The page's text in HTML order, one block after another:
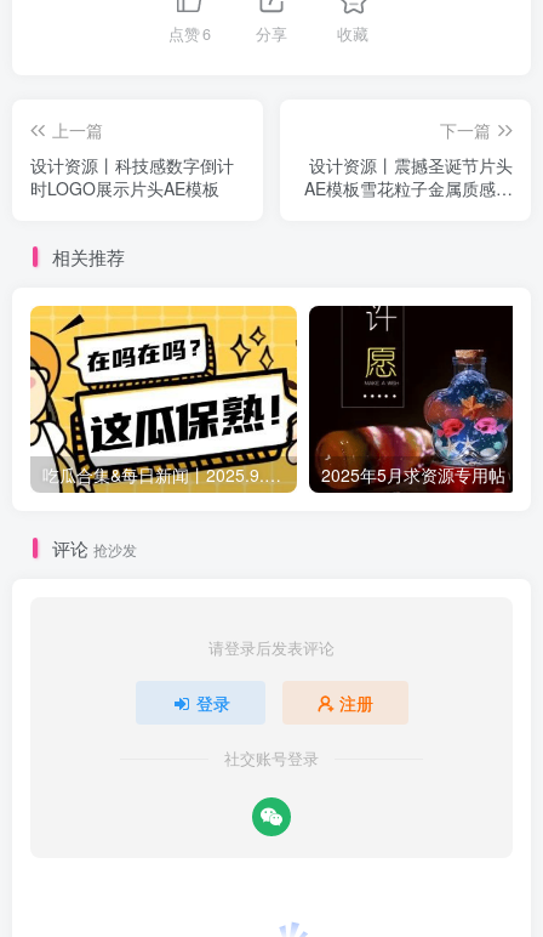
点赞6 分享 收藏
上一篇
设计资源丨科技感数字倒计
时LOGO展示片头AE模板
下一篇
设计资源丨震撼圣诞节片头
AE模板雪花粒子金属质感文
相关推荐
吃瓜合集&每日新闻丨2025.9.5 日更新（作者失业期间随缘更新） 2025年5月求资源专用帖
评论 抢沙发
请登录后发表评论
登录 注册
社交账号登录